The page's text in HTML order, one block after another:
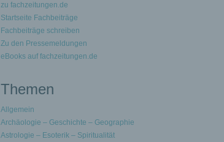
zu fachzeitungen.de
Startseite Fachbeiträge
Fachbeiträge schreiben
Zu den Pressemeldungen
eBooks auf fachzeitungen.de
Themen
Allgemein
Archäologie – Geschichte – Geographie
Astrologie – Esoterik – Spiritualität